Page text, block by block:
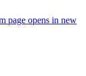
page opens in new